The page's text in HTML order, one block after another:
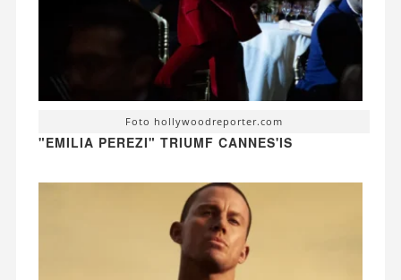
Foto hollywoodreporter.com
"EMILIA PEREZI" TRIUMF CANNES'IS